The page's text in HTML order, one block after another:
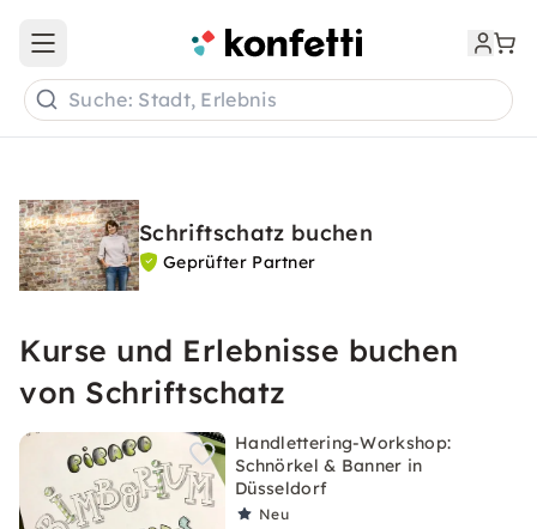
Open main menu
Suche: Stadt, Erlebnis
Schriftschatz buchen
Geprüfter Partner
Kurse und Erlebnisse buchen
von Schriftschatz
Handlettering-Workshop:
Schnörkel & Banner in
Düsseldorf
Neu